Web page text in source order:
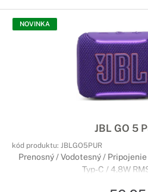
NOVINKA
JBL GO 5
kód produktu: JBLGO5PUR
Prenosný / Vodotesný /
Typ-C / 4,8W